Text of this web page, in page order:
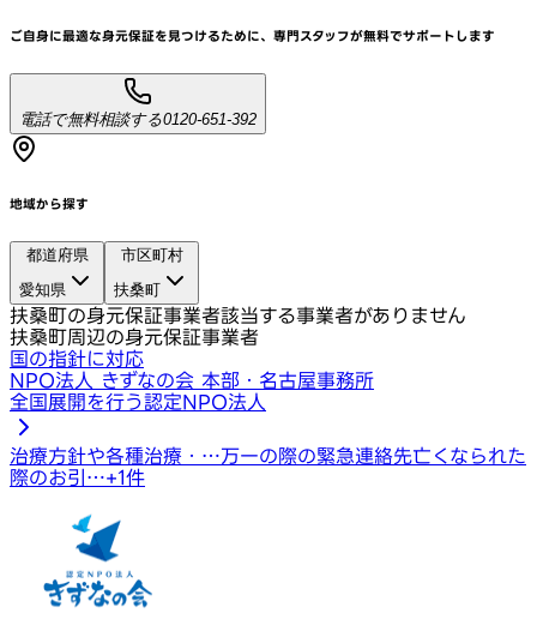
ご自身に最適な身元保証を見つけるために、 専門スタッフが無料でサポートします
電話で無料相談する0120-651-392
地域から探す
都道府県
愛知県
市区町村
扶桑町
扶桑町の身元保証事業者該当する事業者がありません
扶桑町周辺の身元保証事業者
国の指針に対応
NPO法人 きずなの会 本部・名古屋事務所
全国展開を行う認定NPO法人
治療方針や各種治療・…万一の際の緊急連絡先亡くなられた
際のお引…+1件